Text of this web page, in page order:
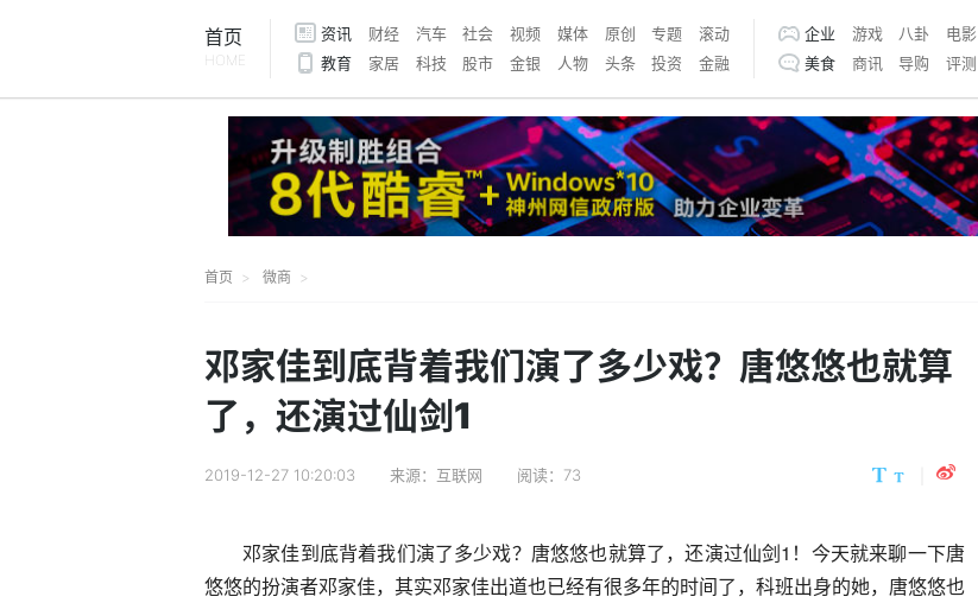
首页
HOME
资讯 财经 汽车 社会 视频 媒体 原创 专题
滚动
教育
家居 科技 股市 金银 人物 头条 投资 金融
企业 游戏 八卦 电影
美食
商讯 导购 评测
首页 微商
邓家佳到底背着我们演了多少戏？唐悠悠也就算
了，还演过仙剑1
2019-12-27 10:20:03 来源：互联网 阅读：73
邓家佳到底背着我们演了多少戏？唐悠悠也就算了，还演过仙剑1！今天就来聊一下唐
悠悠的扮演者邓家佳，其实邓家佳出道也已经有很多年的时间了，科班出身的她，唐悠悠也